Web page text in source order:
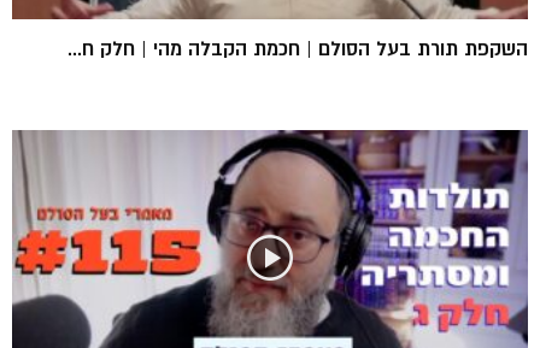
השקפת תורת בעל הסולם | חכמת הקבלה מהי | חלק ח...